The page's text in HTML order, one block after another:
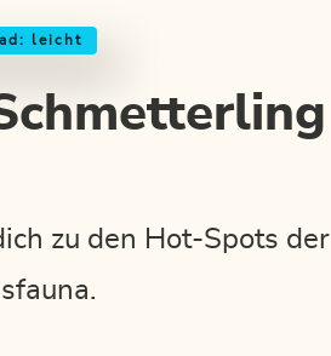
leicht
zu den Hot-Spots der